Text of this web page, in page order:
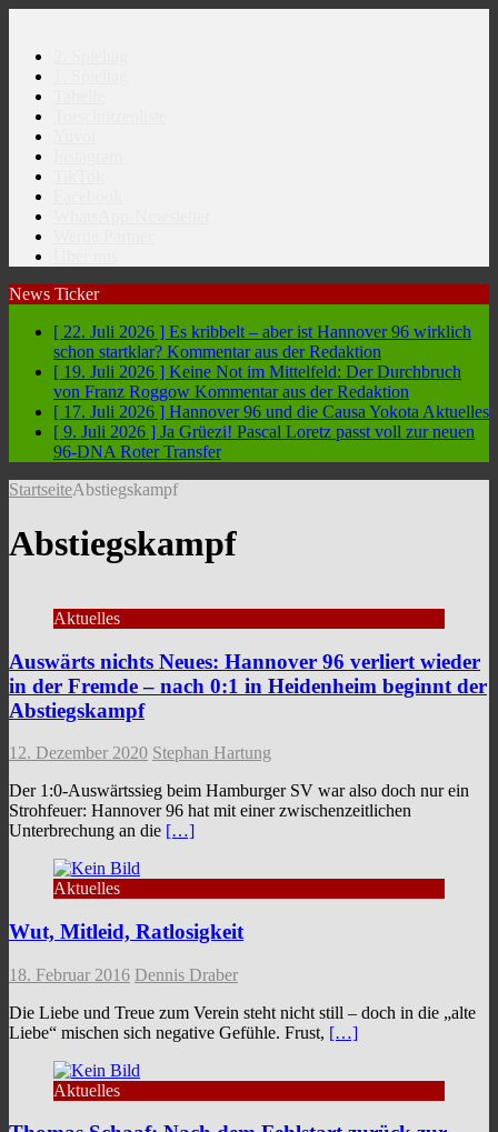
News Ticker
[ 22. Juli 2026 ] Es kribbelt – aber ist Hannover 96 wirklich
schon startklar? Kommentar aus der Redaktion
[ 19. Juli 2026 ] Keine Not im Mittelfeld: Der Durchbruch
von Franz Roggow Kommentar aus der Redaktion
[ 17. Juli 2026 ] Hannover 96 und die Causa Yokota Aktuelles
[ 9. Juli 2026 ] Ja Grüezi! Pascal Loretz passt voll zur neuen
96-DNA Roter Transfer
StartseiteAbstiegskampf
Abstiegskampf
Aktuelles
Auswärts nichts Neues: Hannover 96 verliert wieder
in der Fremde – nach 0:1 in Heidenheim beginnt der
Abstiegskampf
12. Dezember 2020 Stephan Hartung
Der 1:0-Auswärtssieg beim Hamburger SV war also doch nur ein
Strohfeuer: Hannover 96 hat mit einer zwischenzeitlichen
Unterbrechung an die […]
Aktuelles
Wut, Mitleid, Ratlosigkeit
18. Februar 2016 Dennis Draber
Die Liebe und Treue zum Verein steht nicht still – doch in die „alte
Liebe“ mischen sich negative Gefühle. Frust, […]
Aktuelles